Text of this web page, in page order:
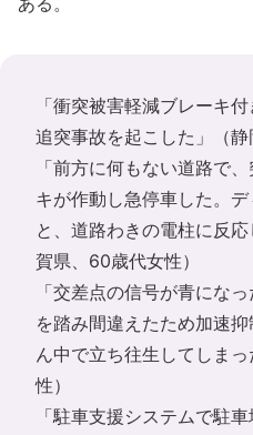
「衝突被害軽減ブレーキ
追突事故を起こした」（静
「前方に何もない道路で
キが作動し急停車した。
と、道路わきの電柱に反
賀県、60歳代女性）
「交差点の信号が青にな
を踏み間違えたため加速
ん中で立ち往生してしま
性）
「駐車支援システムで駐